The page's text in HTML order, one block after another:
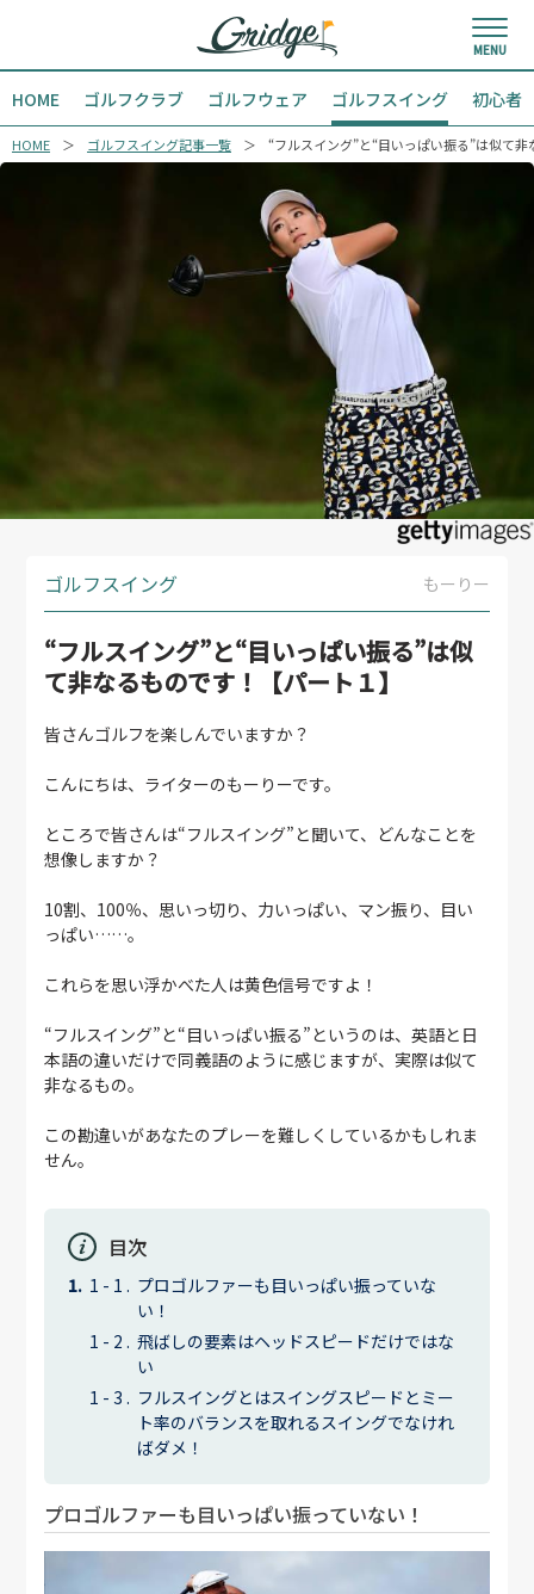
HOME ゴルフクラブ ゴルフウェア ゴルフスイング 初心者
HOME ゴルフスイング記事一覧 “フルスイング”と“目いっぱい振る”は似て
ゴルフスイング もーりー
“フルスイング”と“目いっぱい振る”は似
て非なるものです！【パート１】
皆さんゴルフを楽しんでいますか？
こんにちは、ライターのもーりーです。
ところで皆さんは“フルスイング”と聞いて、どんなことを
想像しますか？
10割、100％、思いっ切り、力いっぱい、マン振り、目い
っぱい……。
これらを思い浮かべた人は黄色信号ですよ！
“フルスイング”と“目いっぱい振る”というのは、英語と日
本語の違いだけで同義語のように感じますが、実際は似て
非なるもの。
この勘違いがあなたのプレーを難しくしているかもしれま
せん。
目次
プロゴルファーも目いっぱい振っていな
い！
飛ばしの要素はヘッドスピードだけではな
い
フルスイングとはスイングスピードとミー
ト率のバランスを取れるスイングでなけれ
ばダメ！
プロゴルファーも目いっぱい振っていない！